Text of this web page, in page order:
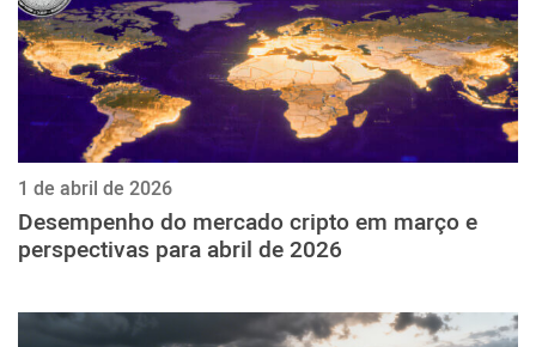
1 de abril de 2026
Desempenho do mercado cripto em março e
perspectivas para abril de 2026